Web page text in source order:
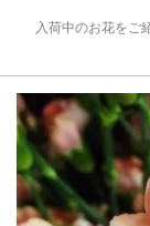
入荷中のお花をご